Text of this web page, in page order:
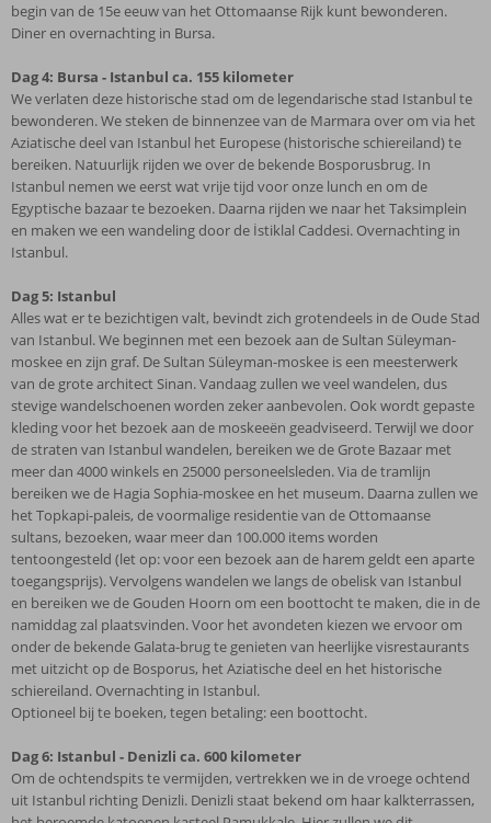
begin van de 15e eeuw van het Ottomaanse Rijk kunt bewonderen.
Diner en overnachting in Bursa.
Dag 4: Bursa - Istanbul ca. 155 kilometer
We verlaten deze historische stad om de legendarische stad Istanbul te
bewonderen. We steken de binnenzee van de Marmara over om via het
Aziatische deel van Istanbul het Europese (historische schiereiland) te
bereiken. Natuurlijk rijden we over de bekende Bosporusbrug. In
Istanbul nemen we eerst wat vrije tijd voor onze lunch en om de
Egyptische bazaar te bezoeken. Daarna rijden we naar het Taksimplein
en maken we een wandeling door de İstiklal Caddesi. Overnachting in
Istanbul.
Dag 5: Istanbul
Alles wat er te bezichtigen valt, bevindt zich grotendeels in de Oude Stad
van Istanbul. We beginnen met een bezoek aan de Sultan Süleyman-
moskee en zijn graf. De Sultan Süleyman-moskee is een meesterwerk
van de grote architect Sinan. Vandaag zullen we veel wandelen, dus
stevige wandelschoenen worden zeker aanbevolen. Ook wordt gepaste
kleding voor het bezoek aan de moskeeën geadviseerd. Terwijl we door
de straten van Istanbul wandelen, bereiken we de Grote Bazaar met
meer dan 4000 winkels en 25000 personeelsleden. Via de tramlijn
bereiken we de Hagia Sophia-moskee en het museum. Daarna zullen we
het Topkapi-paleis, de voormalige residentie van de Ottomaanse
sultans, bezoeken, waar meer dan 100.000 items worden
tentoongesteld (let op: voor een bezoek aan de harem geldt een aparte
toegangsprijs). Vervolgens wandelen we langs de obelisk van Istanbul
en bereiken we de Gouden Hoorn om een boottocht te maken, die in de
namiddag zal plaatsvinden. Voor het avondeten kiezen we ervoor om
onder de bekende Galata-brug te genieten van heerlijke visrestaurants
met uitzicht op de Bosporus, het Aziatische deel en het historische
schiereiland. Overnachting in Istanbul.
Optioneel bij te boeken, tegen betaling: een boottocht.
Dag 6: Istanbul - Denizli ca. 600 kilometer
Om de ochtendspits te vermijden, vertrekken we in de vroege ochtend
uit Istanbul richting Denizli. Denizli staat bekend om haar kalkterrassen,